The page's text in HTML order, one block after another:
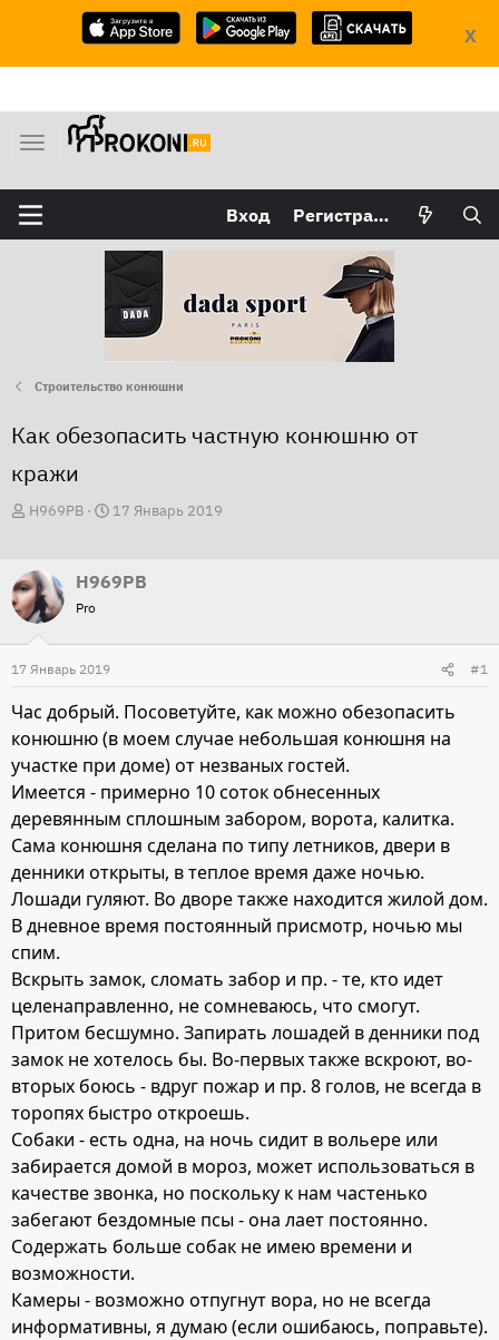
X
М
н
ю
Вход Регистрация
Строительство конюшни
Как обезопасить частную конюшню от
кражи
А
о
р
т
е
ы
Н969РВ
Д
а
а
л
а
17 Январь 2019
Н969РВ
Pro
17 Январь 2019 #1
Час добрый. Посоветуйте, как можно обезопасить
конюшню (в моем случае небольшая конюшня на
участке при доме) от незваных гостей.
Имеется - примерно 10 соток обнесенных
деревянным сплошным забором, ворота, калитка.
Сама конюшня сделана по типу летников, двери в
денники открыты, в теплое время даже ночью.
Лошади гуляют. Во дворе также находится жилой дом.
В дневное время постоянный присмотр, ночью мы
спим.
Вскрыть замок, сломать забор и пр. - те, кто идет
целенаправленно, не сомневаюсь, что смогут.
Притом бесшумно. Запирать лошадей в денники под
замок не хотелось бы. Во-первых также вскроют, во-
вторых боюсь - вдруг пожар и пр. 8 голов, не всегда в
торопях быстро откроешь.
Собаки - есть одна, на ночь сидит в вольере или
забирается домой в мороз, может использоваться в
качестве звонка, но поскольку к нам частенько
забегают бездомные псы - она лает постоянно.
Содержать больше собак не имею времени и
возможности.
Камеры - возможно отпугнут вора, но не всегда
информативны, я думаю (если ошибаюсь, поправьте).